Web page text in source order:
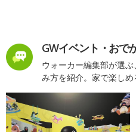
GWイベント・おで
ウォーカー編集部が選
み方を紹介。家で楽しめ